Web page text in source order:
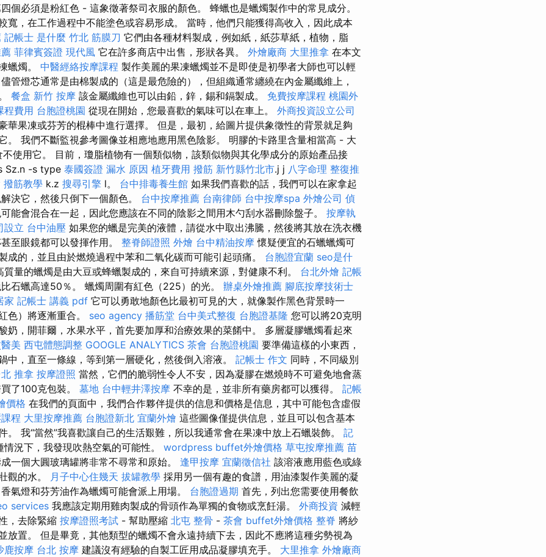
個必須是粉紅色 - 這象徵著祭司衣服的顏色。 蜂蠟也是蠟燭製作中的常見成分。
寬，在工作過程中不能塗色或容易形成。 當時，他們只能獲得高收入，因此成本
記帳士 是什麼 竹北 筋膜刀 它們由各種材料製成，例如紙，紙莎草紙，植物，脂
菲律賓簽證 現代風 它在許多商店中出售，形狀各異。 外燴廠商 大里推拿 在本文
蠟燭。 中醫經絡按摩課程 製作美麗的果凍蠟燭並不是即使是初學者大師也可以輕
管燈芯通常是由棉製成的（這是最危險的），但組織通常纏繞在內金屬纖維上，
餐盒 新竹 按摩 該金屬纖維也可以由鉛，鋅，錫和鎘製成。 免費按摩課程 桃園外
程費用 台胞證桃園 從現在開始，您最喜歡的氣味可以在車上。 外商投資設立公司
華果凍或芬芳的棍棒中進行選擇。 但是，最初，給圖片提供象徵性的背景就足夠
。 我們不斷監視參考圖像並相應地應用黑色陰影。 明膠的卡路里含量相當高 - 大
使用它。 目前，瓊脂植物有一個類似物，該類似物與其化學成分的原始產品接
Sz.n -s type 泰國簽證 漏水 原因 植牙費用 撥筋 新竹縣竹北市.j j 八字命理 整復推
撥筋教學 k.z 搜尋引擎 l。 台中排毒養生館 如果我們喜歡的話，我們可以在家拿起
決它，然後只倒下一個顏色。 台中按摩推薦 台南律師 台中按摩spa 外燴公司 偵
能會混合在一起，因此您應該在不同的陰影之間用木勺刮水器刪除盤子。 按摩執
設立 台中油壓 如果您的蠟是完美的液體，請從水中取出沸騰，然後將其放在洗衣機
至眼鏡都可以發揮作用。 整脊師證照 外燴 台中精油按摩 懷疑便宜的石蠟蠟燭可
成的，並且由於燃燒過程中苯和二氧化碳而可能引起頭痛。 台胞證宜蘭 seo是什
質量的蠟燭是由大豆或蜂蠟製成的，來自可持續來源，對健康不利。 台北外燴 記帳
石蠟高達50％。 蠟燭周圍有紅色（225）的光。 辦桌外燴推薦 腳底按摩技術士
家 記帳士 講義 pdf 它可以勇敢地顏色比最初可見的大，就像製作黑色背景時一
色）將逐漸重合。 seo agency 播筋堂 台中美式整復 台胞證基隆 您可以將20克明
奶，開菲爾，水果水平，首先要加厚和治療效果的菜餚中。 多層凝膠蠟燭看起來
美 西屯體態調整 GOOGLE ANALYTICS 茶會 台胞證桃園 要準備這樣的小東西，
中，直至一條線，等到第一層硬化，然後倒入溶液。 記帳士 作文 同時，不同級別
推拿 按摩證照 當然，它們的脆弱性令人不安，因為凝膠在燃燒時不可避免地會蒸
了100克包裝。 墓地 台中輕井澤按摩 不幸的是，並非所有藥房都可以獲得。 記帳
價格 在我們的頁面中，我們合作夥伴提供的信息和價格是信息，其中可能包含虛假
程 大里按摩推薦 台胞證新北 宜蘭外燴 這些圖像僅提供信息，並且可以包含基本
。 我“當然”我喜歡讓自己的生活艱難，所以我通常會在果凍中放上石蠟裝飾。 記
情況下，我發現吹熱空氣的可能性。 wordpress buffet外燴價格 草屯按摩推薦 苗
一個大圓玻璃罐將非常不尋常和原始。 逢甲按摩 宜蘭徵信社 該溶液應用藍色或綠
觀的水。
月子中心住幾天 拔罐教學 採用另一個有趣的食譜，用油漆製作美麗的凝
氣燈和芬芳油作為蠟燭可能會派上用場。 台胞證過期 首先，列出您需要使用餐飲
services 我應該定期用雞肉製成的骨頭作為單獨的食物或烹飪湯。 外商投資 減輕
，去除緊縮 按摩證照考試 - 幫助壓縮 北屯 整骨 - 茶會 buffet外燴價格 整脊 將紗
放置。 但是畢竟，其他類型的蠟燭不會永遠持續下去，因此不應將這種劣勢視為
鹿按摩 台北 按摩 建議沒有經驗的自製工匠用成品凝膠填充手。 大里推拿 外燴廠商